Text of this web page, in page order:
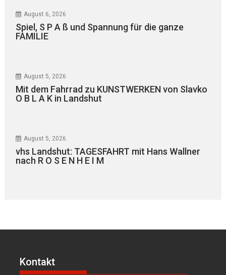
August 6, 2026
Spiel, S P A ß und Spannung für die ganze
FAMILIE
August 5, 2026
Mit dem Fahrrad zu KUNSTWERKEN von Slavko
O B L A K in Landshut
August 5, 2026
vhs Landshut: TAGESFAHRT mit Hans Wallner
nach R O S E N H E I M
Kontakt